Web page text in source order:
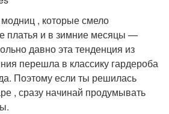
, которые смело
платья и в зимние месяцы —
давно эта тенденция из
перешла в классику гардероба
Поэтому если ты решилась
, сразу начинай продумывать